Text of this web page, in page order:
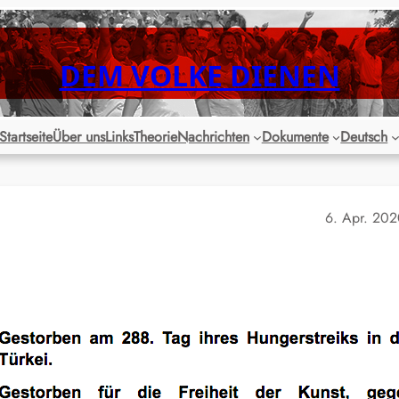
DEM VOLKE DIENEN
StartseiteÜber unsLinksTheorieNachrichten Dokumente Deutsch
6. Apr.